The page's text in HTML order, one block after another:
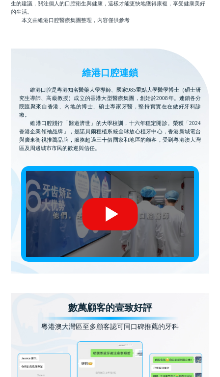
生的建議，關注個人的口腔衛生與健康，這樣才能更快地獲得康複，享受健康美好
的生活。
本文由維港口腔醫療集團整理，內容僅供參考
維港口腔連鎖
維港口腔是粵港知名醫藥大學導師、國家985重點大學醫學博士（碩士研
究生導師、高級教授）成立的香港大型醫療集團，創始於2008年。連鎖各分
院匯聚來自香港、內地的博士、碩士專家牙醫，堅持實實在在做好牙科診
療。
維港口腔踐行「醫道濟世」的大學校訓，十六年穩定開診。榮獲「2024
香港企業領袖品牌」，是諾貝爾種植系統全球放心植牙中心，香港新城電台
與廣東衛視推薦品牌，服務超過三十個國家和地區的顧客，受到粵港澳大灣
區及周邊城市市民的歡迎與信任。
數萬顧客的壹致好評
粵港澳大灣區至多顧客認可同口碑推薦的牙科